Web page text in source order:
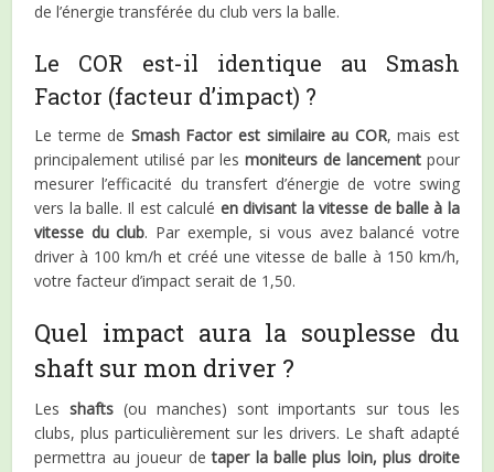
de l’énergie transférée du club vers la balle.
Le COR est-il identique au Smash
Factor (facteur d’impact) ?
Le terme de Smash Factor est similaire au COR, mais est
principalement utilisé par les moniteurs de lancementpour
mesurer l’efficacité du transfert d’énergie de votre swing
vers la balle. Il est calculé en divisant la vitesse de balle à la
vitesse du club. Par exemple, si vous avez balancé votre
driver à 100 km/h et créé une vitesse de balle à 150 km/h,
votre facteur d’impact serait de 1,50.
Quel impact aura la souplesse du
shaft sur mon driver ?
Lesshafts (ou manches) sont importants sur tous les
clubs, plus particulièrement sur les drivers. Le shaft adapté
permettra au joueur detaper la balle plus loin, plus droite